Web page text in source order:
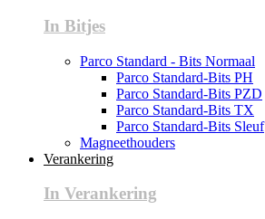
In Bitjes
Parco Standard - Bits Normaal
Parco Standard-Bits PH
Parco Standard-Bits PZD
Parco Standard-Bits TX
Parco Standard-Bits Sleuf
Magneethouders
Verankering
In Verankering